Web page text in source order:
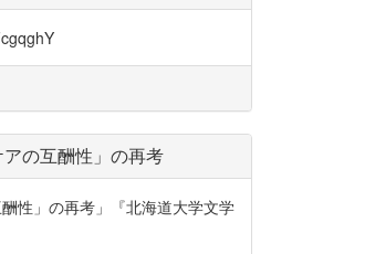
の互酬性」の再考
性」の再考」『北海道大学文学